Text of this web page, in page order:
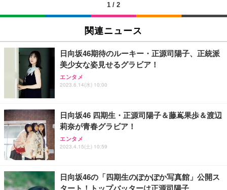
SIHOO B100 オフィスチェア／デスクチェア メッシ
ュチェア 人間工学 疲れない ブラック
￥27,999
Sezlife オフィスチェア デスクチェア 疲れない テレ
ワーク チェア 強化バックレスト 30度ロッキング機
能 人間工学 椅子 腰サポート 90度跳ね上げ式アーム
務用 おしゃれ パソコンチェア (ブラック)
Sezlife オフィスチェア デスクチェア 疲れない テレ
ワーク チェア 強化バックレスト 30度ロッキング機
能 人間工学 椅子 腰サポート 90度跳ね上げ式アーム
務用 おしゃれ パソコンチェア (ホワイト)
EIZO ビジネス向けプレミアムモニター | FlexScan
￥109,572
【純正品】27"ゲーミングモニター DualSense 充電
フック付き（CFI-ZDM1J）
【整備済み品】Dell E2724HS 27インチ 液晶モニタ
ー フルHD（1920×1080）VA 非光沢 HDMI/DisplayP
ort/VGA スピーカー内蔵 高さ調整 スイベル VESA対
Amazonベーシック ペットシーツ 厚型 ワイド 42枚
x2袋(84枚) ホワイト(吸収面:ライトブルー)
￥3,234
ネオ・ルーライフ ネオ・オムツ L 中型犬用 26枚入
り 単品
Smart Basic(スマートベーシック) 【Amazon.co.jp
限定】 Smart Basic アイリスオーヤマ ペットシーツ
超厚型 お徳用 ワイド 100枚入 (x 1) (ケース販売)
1 / 2
関連ニュース
日向坂46期待のルーキー・正源司陽子、正統派
美少女な姿見せるグラビア！
エンタメ
2023.6.14(水) 10:00
日向坂46 四期生・正源司陽子＆藤嶌果歩＆渡辺
莉奈が青春グラビア！
エンタメ
2023.4.15(土) 10:59
日向坂46の「四期生のぽかぽか写真館」公開ス